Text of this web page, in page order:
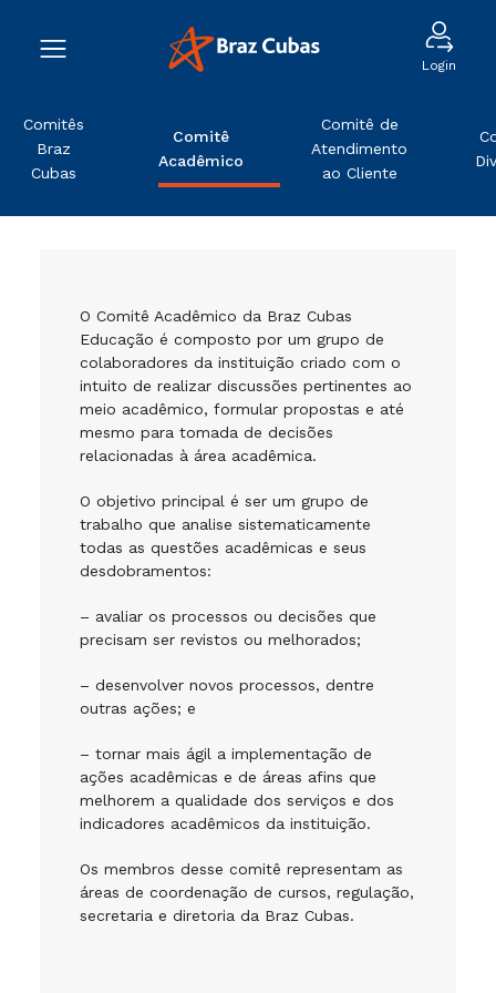
Login
Comitês
Braz
Cubas
Comitê
Acadêmico
Comitê de
Atendimento
ao Cliente
O Comitê Acadêmico da Braz Cubas
Educação é composto por um grupo de
colaboradores da instituição criado com o
intuito de realizar discussões pertinentes ao
meio acadêmico, formular propostas e até
mesmo para tomada de decisões
relacionadas à área acadêmica.
O objetivo principal é ser um grupo de
trabalho que analise sistematicamente
todas as questões acadêmicas e seus
desdobramentos:
– avaliar os processos ou decisões que
precisam ser revistos ou melhorados;
– desenvolver novos processos, dentre
outras ações; e
– tornar mais ágil a implementação de
ações acadêmicas e de áreas afins que
melhorem a qualidade dos serviços e dos
indicadores acadêmicos da instituição.
Os membros desse comitê representam as
áreas de coordenação de cursos, regulação,
secretaria e diretoria da Braz Cubas.